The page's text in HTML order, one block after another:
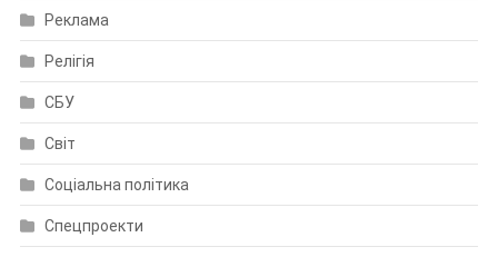
Реклама
Релігія
СБУ
Світ
Соціальна політика
Спецпроекти